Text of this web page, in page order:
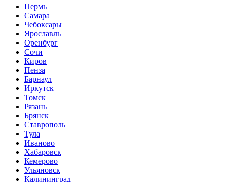
Пермь
Самара
Чебоксары
Ярославль
Оренбург
Сочи
Киров
Пенза
Барнаул
Иркутск
Томск
Рязань
Брянск
Ставрополь
Тула
Иваново
Хабаровск
Кемерово
Ульяновск
Калининград